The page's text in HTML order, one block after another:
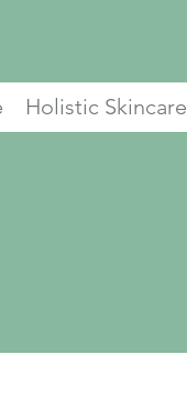
Holistic Skincare